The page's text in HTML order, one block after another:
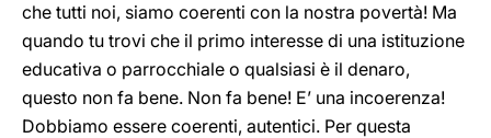
che tutti noi, siamo coerenti con la nostra povertà! Ma
quando tu trovi che il primo interesse di una istituzione
educativa o parrocchiale o qualsiasi è il denaro,
questo non fa bene. Non fa bene! E’ una incoerenza!
Dobbiamo essere coerenti, autentici. Per questa